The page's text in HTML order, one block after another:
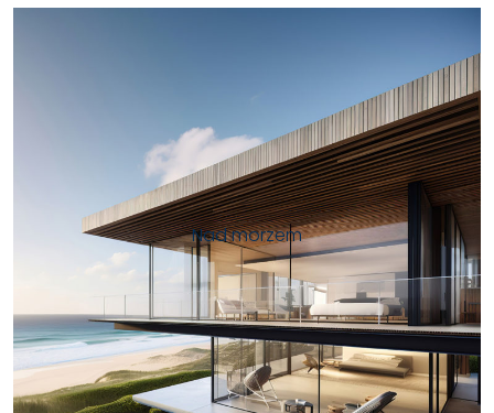
Nad morzem